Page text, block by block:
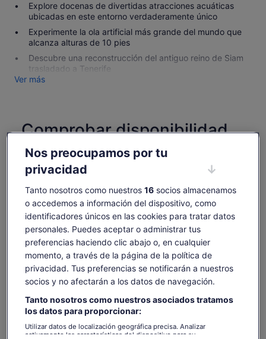
Explore docenas de divertidas atracciones acuáticas
ubicadas en este entorno verdaderamente único
Experimente la ola artificial más grande del mundo que
alcanza alturas de 10 pies
Descubre una reconstrucción del antiguo reino de Siam
trasladado a Tenerife
Ver más
Comprobar disponibilidad
Cambiar fechas
Cambiar
fechas
sáb., 8 ago.
48 €
dom., 9 ago.
48 € 48 €
mar., 11 ago.
48 €
El
precio
es
de
48 €
por
adulto
48 €
incluye tasas e impuestos
por adulto
Ver entradas
Es posible que el contenido de esta página se haya
traducido automáticamente.
Ver texto original (inglés)
Opinar sobre esta traducción Se
abre
en
una
nueva
Qué incluye y qué no
Entrada al Siam Park de día o de noche (según la
opción elegida)
Nos preocupamos por tu
privacidad
Tanto nosotros como nuestros 16socios almacenamos
o accedemos a información del dispositivo, como
identificadores únicos en las cookies para tratar datos
personales. Puedes aceptar o administrar tus
preferencias haciendo clic abajo o, en cualquier
momento, a través de la página de la política de
privacidad. Tus preferencias se notificarán a nuestros
socios y no afectarán a los datos de navegación.
Tanto nosotros como nuestros asociados tratamos
los datos para proporcionar:
Utilizar datos de localización geográfica precisa. Analizar
activamente las características del dispositivo para su